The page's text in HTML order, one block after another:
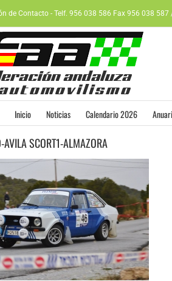
de Contacto - Telf. 956 038 586 Fax 956 038
Inicio Noticias Calendario 2026
AVILA SCORT1-ALMAZORA